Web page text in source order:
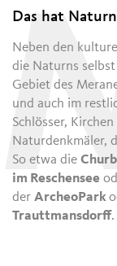
Das hat
Neben den
die Naturns
Gebiet des
und auch im
Schlösser,
Naturdenkmäler,
So etwa die
im Reschensee
derArcheoPark
Trauttmansdorff.